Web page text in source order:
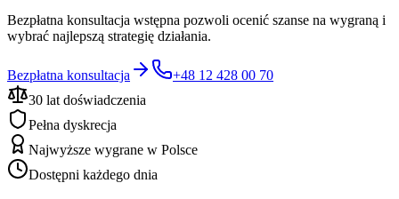
Bezpłatna konsultacja wstępna pozwoli ocenić szanse na wygraną i
wybrać najlepszą strategię działania.
Bezpłatna konsultacja
+48 12 428 00 70
30 lat doświadczenia
Pełna dyskrecja
Najwyższe wygrane w Polsce
Dostępni każdego dnia